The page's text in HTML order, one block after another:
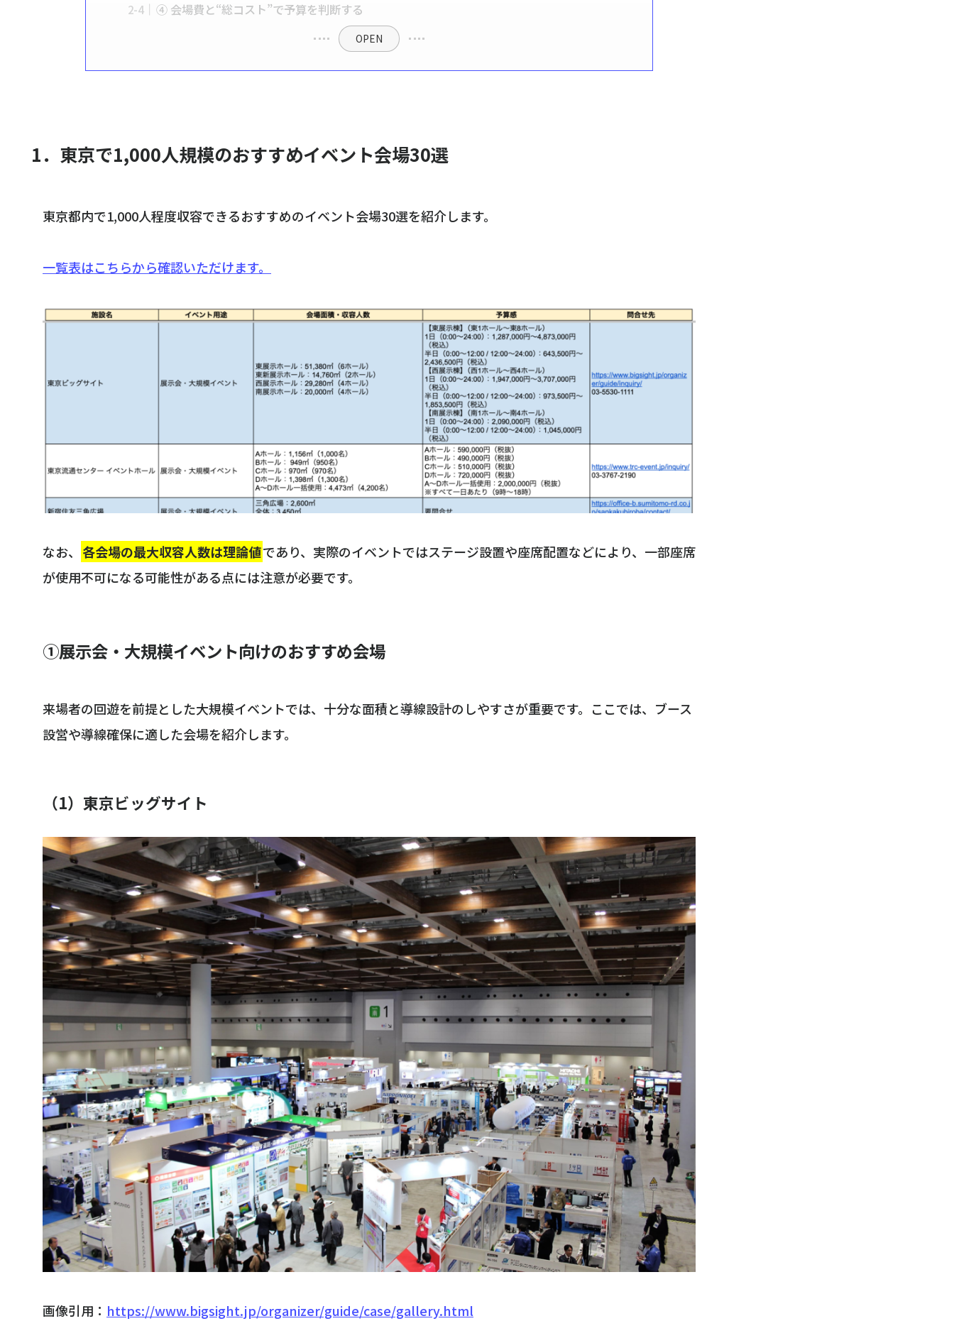
④ 会場費と“総コスト”で予算を判断する
OPEN
1．東京で1,000人規模のおすすめイベント会場30選
東京都内で1,000人程度収容できるおすすめのイベント会場30選を紹介します。
一覧表はこちらから確認いただけます。
なお、 各会場の最大収容人数は理論値であり、実際のイベントではステージ設置や座席配置などにより、一部座席
が使用不可になる可能性がある点には注意が必要です。
①展示会・大規模イベント向けのおすすめ会場
来場者の回遊を前提とした大規模イベントでは、十分な面積と導線設計のしやすさが重要です。ここでは、ブース
設営や導線確保に適した会場を紹介します。
（1）東京ビッグサイト
画像引用： https://www.bigsight.jp/organizer/guide/case/gallery.html